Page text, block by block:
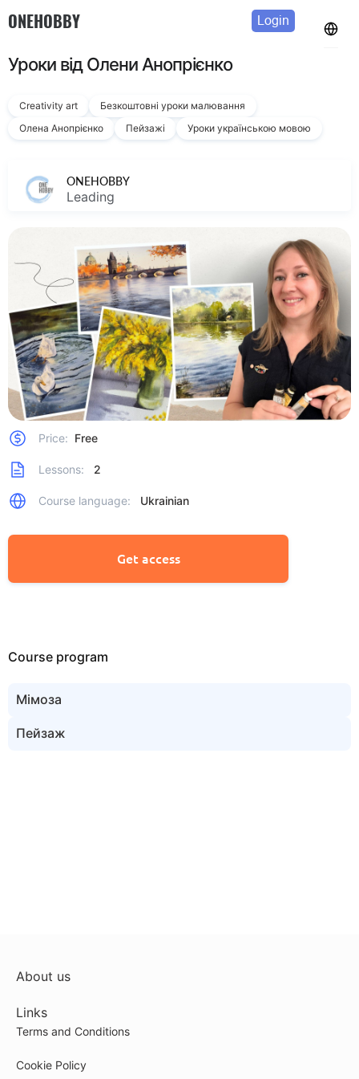
ONEHOBBY Login
Уроки від Олени Анопрієнко
Creativity art
Безкоштовні уроки малювання
Олена Анопрієнко
Пейзажі Уроки українською мовою
ONEHOBBY
Leading
Price: Free
Lessons: 2
Course language: Ukrainian
Get access
Course program
Мімоза
Пейзаж
About us
Links
Terms and Conditions
Cookie Policy